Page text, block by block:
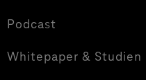
Podcast
Whitepaper & Studien